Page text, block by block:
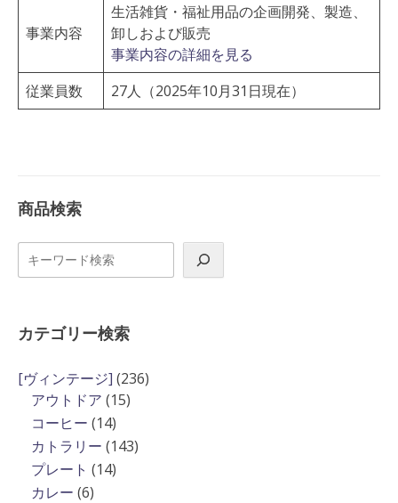
事業内容
生活雑貨・福祉用品の企画開発、製造、
卸しおよび販売
事業内容の詳細を見る
従業員数
27人（2025年10月31日現在）
商品検索
索
カテゴリー検索
[ヴィンテージ] 236236
アウトドア 1515
の
コーヒー 1414
個
の
カトラリー 143143
プレート 1414
カレー 66